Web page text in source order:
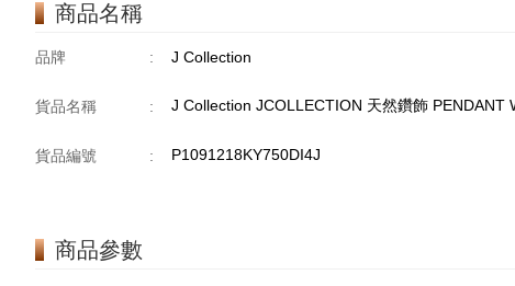
商品名稱
品牌 : J Collection
貨品名稱 : J Collection JCOLLECTION 天然鑽飾
貨品編號 : P1091218KY750DI4J
商品參數